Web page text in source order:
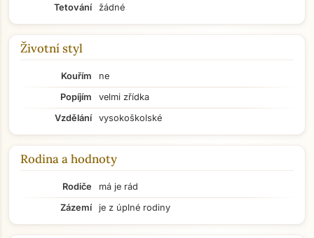
Tetování
žádné
Životní styl
Kouřím
ne
Popíjím
velmi zřídka
Vzdělání
vysokoškolské
Rodina a hodnoty
Rodiče
má je rád
Zázemí
je z úplné rodiny